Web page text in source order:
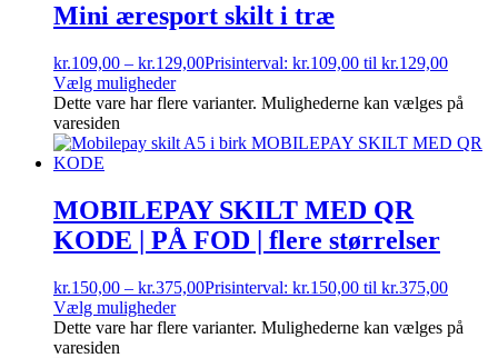
Mini æresport skilt i træ
kr.109,00 – kr.129,00Prisinterval: kr.109,00 til kr.129,00
Vælg muligheder
Dette vare har flere varianter. Mulighederne kan vælges på
varesiden
MOBILEPAY SKILT MED QR
KODE | PÅ FOD | flere størrelser
kr.150,00 – kr.375,00Prisinterval: kr.150,00 til kr.375,00
Vælg muligheder
Dette vare har flere varianter. Mulighederne kan vælges på
varesiden